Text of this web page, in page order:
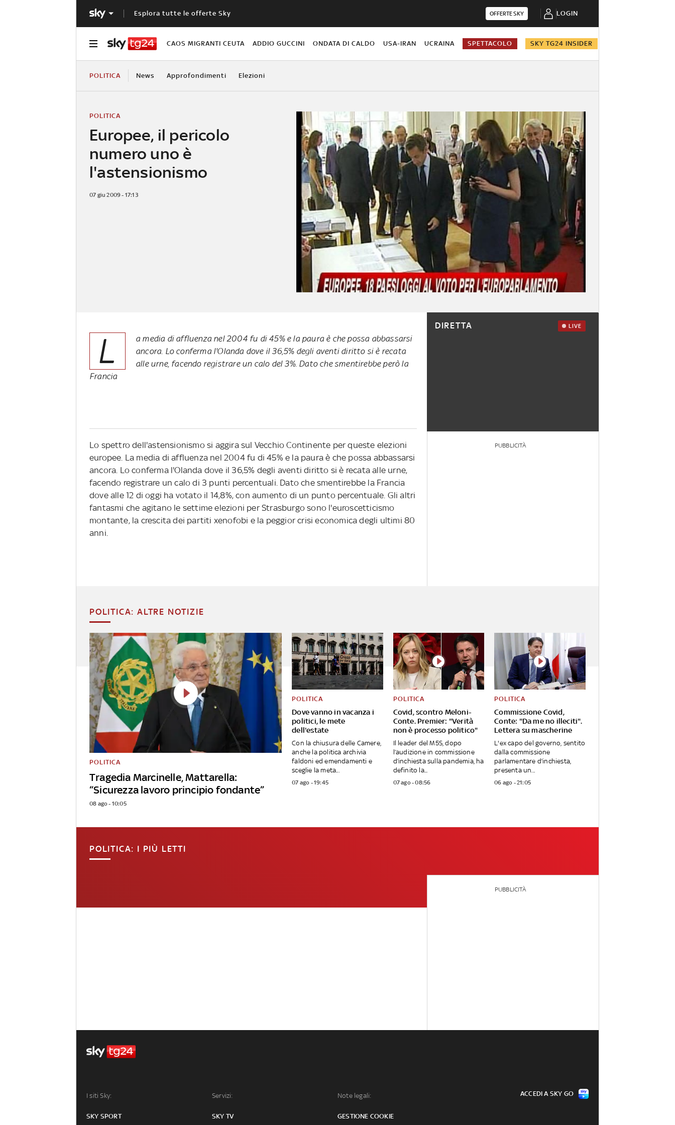
Esplora tutte le offerte Sky OFFERTE SKY LOGIN
CAOS MIGRANTI CEUTA ADDIO GUCCINI ONDATA DI CALDO USA-IRAN UCRAINA SPETTACOLO SKY TG24 INSIDER
POLITICA News Approfondimenti Elezioni
Europee, il pericolo
numero uno è
l'astensionismo
POLITICA
07 giu 2009 - 17:13
L
a media di affluenza nel 2004 fu di 45% e la paura è che possa abbassarsi
ancora. Lo conferma l'Olanda dove il 36,5% degli aventi diritto si è recata
alle urne, facendo registrare un calo del 3%. Dato che smentirebbe però la
Francia
Lo spettro dell'astensionismo si aggira sul Vecchio Continente per queste elezioni
europee. La media di affluenza nel 2004 fu di 45% e la paura è che possa abbassarsi
ancora. Lo conferma l'Olanda dove il 36,5% degli aventi diritto si è recata alle urne,
facendo registrare un calo di 3 punti percentuali. Dato che smentirebbe la Francia
dove alle 12 di oggi ha votato il 14,8%, con aumento di un punto percentuale. Gli altri
fantasmi che agitano le settime elezioni per Strasburgo sono l'euroscetticismo
montante, la crescita dei partiti xenofobi e la peggior crisi economica degli ultimi 80
anni.
DIRETTA LIVE
PUBBLICITÀ
POLITICA: ALTRE NOTIZIE
Tragedia Marcinelle, Mattarella:
“Sicurezza lavoro principio fondante”
POLITICA
08 ago - 10:05
Dove vanno in vacanza i
politici, le mete
dell'estate
POLITICA
Con la chiusura delle Camere,
anche la politica archivia
faldoni ed emendamenti e
sceglie la meta...
07 ago - 19:45
Covid, scontro Meloni-
Conte. Premier: "Verità
non è processo politico"
POLITICA
Il leader del M5S, dopo
l’audizione in commissione
d’inchiesta sulla pandemia, ha
definito la...
07 ago - 08:56
Commissione Covid,
Conte: "Da me no illeciti".
Lettera su mascherine
POLITICA
L'ex capo del governo, sentito
dalla commissione
parlamentare d’inchiesta,
presenta un...
06 ago - 21:05
POLITICA: I PIÙ LETTI
PUBBLICITÀ
I siti Sky:
SKY SPORT
Servizi:
SKY TV
Note legali:
GESTIONE COOKIE
ACCEDI A SKY GO